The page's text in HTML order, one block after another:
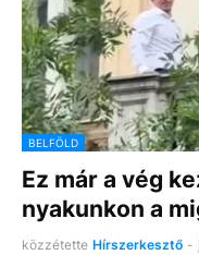
BELFÖLD
Ez már a vég
nyakunkon a
közzétette Hírszerkesztő -